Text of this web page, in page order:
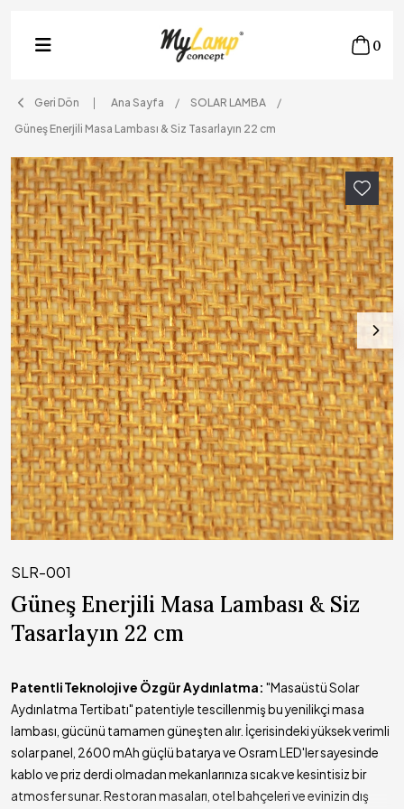
0
Geri Dön Ana Sayfa
SOLAR LAMBA
Güneş Enerjili Masa Lambası & Siz Tasarlayın 22 cm
SLR-001
Güneş Enerjili Masa Lambası & Siz
Tasarlayın 22 cm
Patentli Teknoloji ve Özgür Aydınlatma: "Masaüstü Solar
Aydınlatma Tertibatı" patentiyle tescillenmiş bu yenilikçi masa
lambası, gücünü tamamen güneşten alır. İçerisindeki yüksek verimli
solar panel, 2600 mAh güçlü batarya ve Osram LED'ler sayesinde
kablo ve priz derdi olmadan mekanlarınıza sıcak ve kesintisiz bir
atmosfer sunar. Restoran masaları, otel bahçeleri ve evinizin dış